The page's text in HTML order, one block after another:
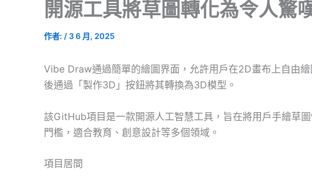
開源工具將草圖轉化為令人驚
作者: / 3 6 月, 2025
Vibe Draw通過簡單的繪圖界面，允許用戶在2D畫布上自由
後通過「製作3D」按鈕將其轉換為3D模型。
該GitHub項目是一款開源人工智慧工具，旨在將用戶手繪草
門檻，適合教育、創意設計等多個領域。
項目居間